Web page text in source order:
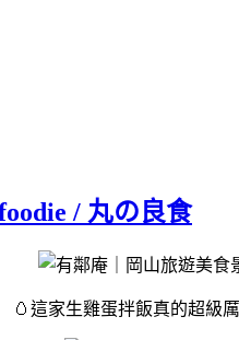
/ 丸の良食
🥚這家生雞蛋拌飯真的超級